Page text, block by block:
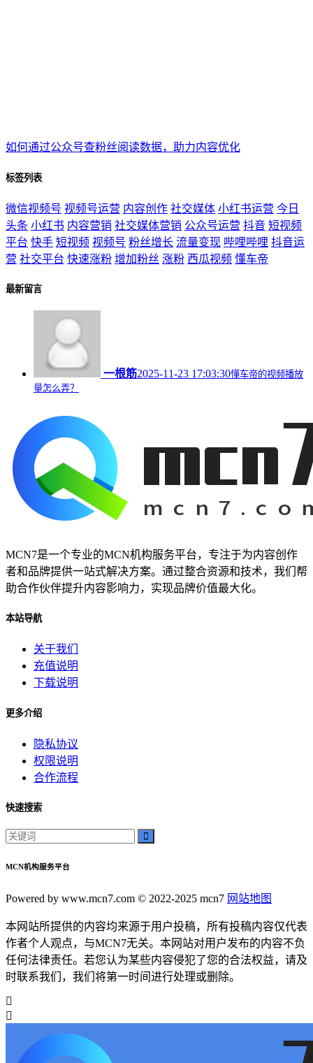
如何通过公众号查粉丝阅读数据，助力内容优化
标签列表
微信视频号 视频号运营 内容创作 社交媒体 小红书运营 今日
头条 小红书 内容营销 社交媒体营销 公众号运营 抖音 短视频
平台 快手 短视频 视频号 粉丝增长 流量变现 哔哩哔哩 抖音运
营 社交平台 快速涨粉 增加粉丝 涨粉 西瓜视频 懂车帝
最新留言
一根筋2025-11-23 17:03:30懂车帝的视频播放
量怎么弄？
MCN7是一个专业的MCN机构服务平台，专注于为内容创作
者和品牌提供一站式解决方案。通过整合资源和技术，我们帮
助合作伙伴提升内容影响力，实现品牌价值最大化。
本站导航
关于我们
充值说明
下载说明
更多介绍
隐私协议
权限说明
合作流程
快速搜索
MCN机构服务平台
Powered by www.mcn7.com © 2022-2025 mcn7 网站地图
本网站所提供的内容均来源于用户投稿，所有投稿内容仅代表
作者个人观点，与MCN7无关。本网站对用户发布的内容不负
任何法律责任。若您认为某些内容侵犯了您的合法权益，请及
时联系我们，我们将第一时间进行处理或删除。